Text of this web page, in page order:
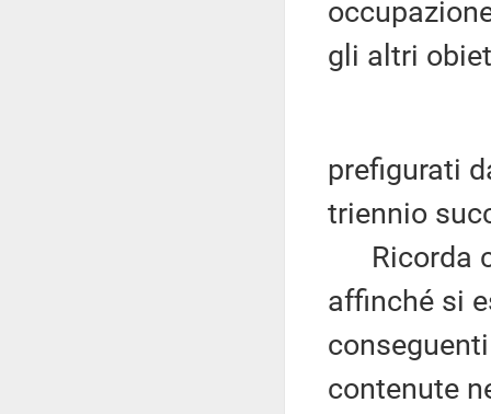
gli altri
prefigurati
triennio
Ricorda
affinché si
contenute